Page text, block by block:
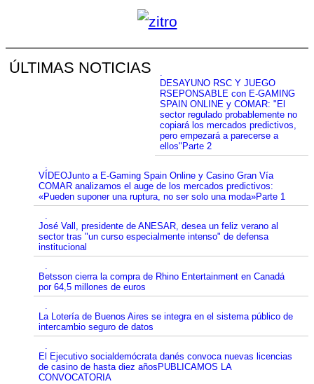
ÚLTIMAS NOTICIAS
.
DESAYUNO RSC Y JUEGO
RSEPONSABLE con E-GAMING
SPAIN ONLINE y COMAR: "El
sector regulado probablemente no
copiará los mercados predictivos,
pero empezará a parecerse a
ellos"Parte 2
.
VÍDEOJunto a E-Gaming Spain Online y Casino Gran Vía
COMAR analizamos el auge de los mercados predictivos:
«Pueden suponer una ruptura, no ser solo una moda»Parte 1
.
José Vall, presidente de ANESAR, desea un feliz verano al
sector tras "un curso especialmente intenso" de defensa
institucional
.
Betsson cierra la compra de Rhino Entertainment en Canadá
por 64,5 millones de euros
.
La Lotería de Buenos Aires se integra en el sistema público de
intercambio seguro de datos
.
El Ejecutivo socialdemócrata danés convoca nuevas licencias
de casino de hasta diez añosPUBLICAMOS LA
CONVOCATORIA